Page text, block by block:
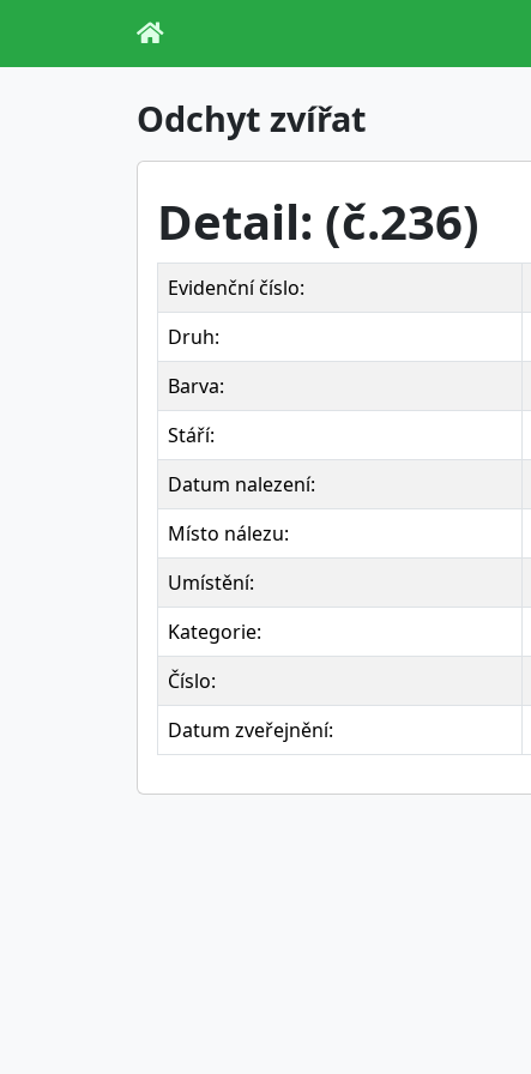
Odchyt zvířat
Detail: (č.236)
Evidenční číslo:
Druh:
Barva:
Stáří:
Datum nalezení:
Místo nálezu:
Umístění:
Kategorie:
Číslo:
Datum zveřejnění: